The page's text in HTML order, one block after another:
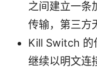
之间建立一条
传输，第三方
Kill Switch 的
继续以明文连